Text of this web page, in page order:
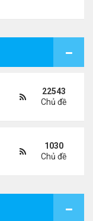
22543
Chủ đề
1030
Chủ đề